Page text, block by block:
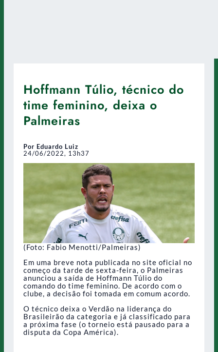
Hoffmann Túlio, técnico do
time feminino, deixa o
Palmeiras
Por Eduardo Luiz
24/06/2022, 13h37
(Foto: Fabio Menotti/Palmeiras)
Em uma breve nota publicada no site oficial no
começo da tarde de sexta-feira, o Palmeiras
anunciou a saída de Hoffmann Túlio do
comando do time feminino. De acordo com o
clube, a decisão foi tomada em comum acordo.
O técnico deixa o Verdão na liderança do
Brasileirão da categoria e já classificado para
a próxima fase (o torneio está pausado para a
disputa da Copa América).